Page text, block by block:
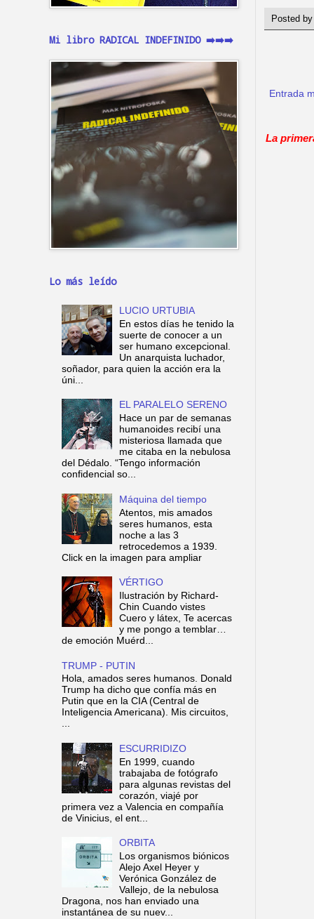
Posted
Entrada
La
Mi libro RADICAL INDEFINIDO ➡️➡️➡️
Lo más leído
LUCIO URTUBIA
En estos días he tenido la
suerte de conocer a un
ser humano excepcional.
Un anarquista luchador,
soñador, para quien la acción era la
úni...
EL PARALELO SERENO
Hace un par de semanas
humanoides recibí una
misteriosa llamada que
me citaba en la nebulosa
del Dédalo. “Tengo información
confidencial so...
Máquina del tiempo
Atentos, mis amados
seres humanos, esta
noche a las 3
retrocedemos a 1939.
Click en la imagen para ampliar
VÉRTIGO
Ilustración by Richard-
Chin Cuando vistes
Cuero y látex, Te acercas
y me pongo a temblar…
de emoción Muérd...
TRUMP - PUTIN
Hola, amados seres humanos. Donald
Trump ha dicho que confía más en
Putin que en la CIA (Central de
Inteligencia Americana). Mis circuitos,
...
ESCURRIDIZO
En 1999, cuando
trabajaba de fotógrafo
para algunas revistas del
corazón, viajé por
primera vez a Valencia en compañía
de Vinicius, el ent...
ORBITA
Los organismos biónicos
Alejo Axel Heyer y
Verónica González de
Vallejo, de la nebulosa
Dragona, nos han enviado una
instantánea de su nuev...